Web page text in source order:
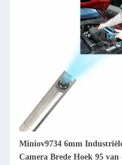
Miniov9734 6mm
Camera Brede Hoek 95 van